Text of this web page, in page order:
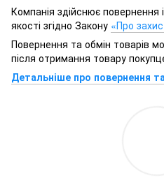
Компанія здійснює повернення
якості згідно Закону «Про
Повернення та обмін товарів
після отримання товару
Детальніше про повернення